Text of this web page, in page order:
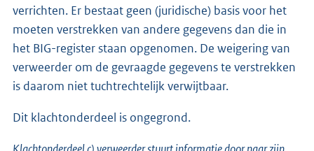
verrichten. Er bestaat geen (juridische) basis voor het
moeten verstrekken van andere gegevens dan die in
het BIG-register staan opgenomen. De weigering van
verweerder om de gevraagde gegevens te verstrekken
is daarom niet tuchtrechtelijk verwijtbaar.
Dit klachtonderdeel is ongegrond.